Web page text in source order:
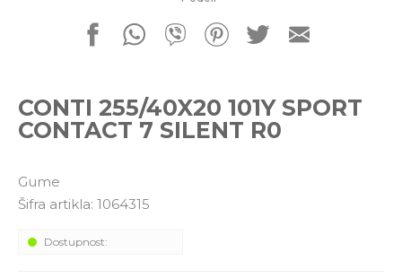
CONTI 255/40X20 101Y SPORT
CONTACT 7 SILENT R0
Gume
Šifra artikla: 1064315
Dostupnost:
Pišite nam
office@kitcommerce.rs